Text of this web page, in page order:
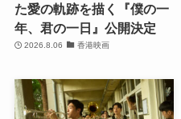
た愛の軌跡を描く『僕の一
年、君の一日』公開決定
2026.8.06 香港映画